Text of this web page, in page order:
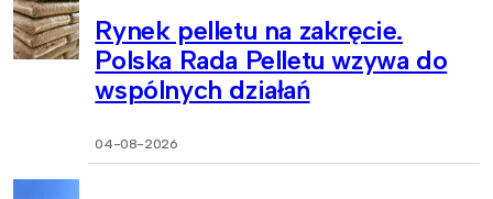
Rynek pelletu na zakręcie.
Polska Rada Pelletu wzywa do
wspólnych działań
04-08-2026